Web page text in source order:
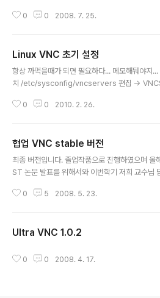
ory=06/06/14/0618715 diff 사용법 http://
0569 http://alvastro.tistory.com/23 : 컴파
0 0 2008. 7. 25.
Linux VNC 초기 설정
항상 까먹을때가 되면 필요하다... 메모해둬야지
치 /etc/sysconfig/vncservers 편집 ->
스를 안썼떠니 ㅠㅠ;;
0 0 2010. 2. 26.
협업 VNC stable 버전
최종 버전입니다. 졸업작품으로 진행하였으며 올
ST 논문 발표를 위해서와 이번학기 저희 교수님
배경, 사용방법, 결론, 비교등은 첨부하는 논문과
성 각 Guest PC는 NAT를 이용한 사설 네트워
: VMware 6.0으로 구성된 Guest PC, 램
0 5 2008. 5. 23.
Ultra VNC 1.0.2
0 0 2008. 4. 17.